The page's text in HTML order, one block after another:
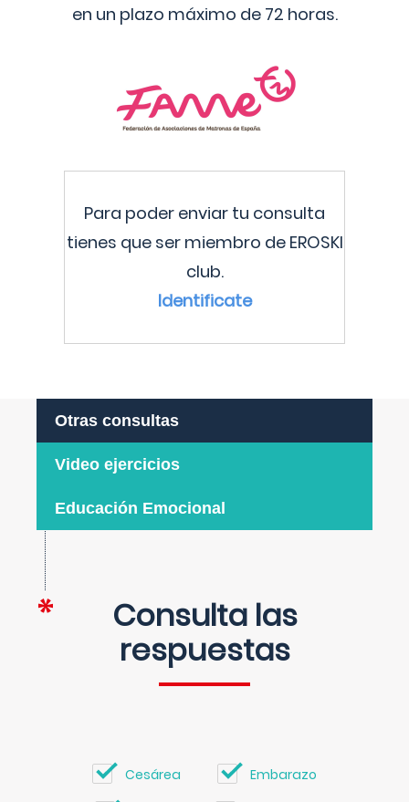
en un plazo máximo de 72 horas.
Para poder enviar tu consulta
tienes que ser miembro de EROSKI
club.
Identificate
Otras consultas
Video ejercicios
Educación Emocional
Consulta las
respuestas
Cesárea Embarazo